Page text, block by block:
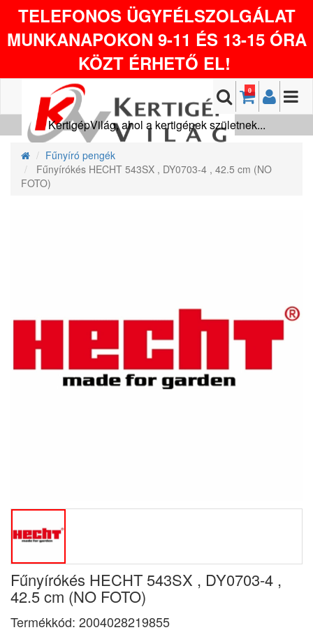
TELEFONOS ÜGYFÉLSZOLGÁLAT
MUNKANAPOKON 9-11 ÉS 13-15 ÓRA
KÖZT ÉRHETŐ EL!
0
KertigépVilág, ahol a kertigépek születnek...
Fűnyíró pengék
Fűnyírókés HECHT 543SX , DY0703-4 , 42.5 cm (NO
FOTO)
Fűnyírókés HECHT 543SX , DY0703-4 ,
42.5 cm (NO FOTO)
Termékkód: 2004028219855